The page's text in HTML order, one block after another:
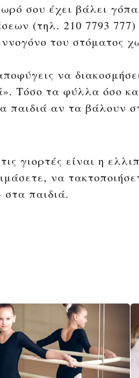
σου έχει βάλει
(τηλ. 210 7793
του στόματος
να
Τόσο τα φύλλα όσο
παιδιά αν τα βάλουν
γιορτές είναι η
να
παιδιά.